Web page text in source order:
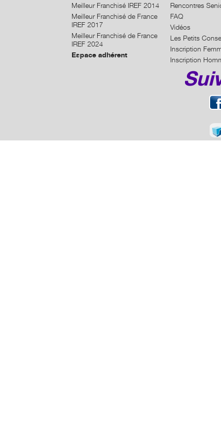
Meilleur Franchisé IREF 2014
Meilleur Franchisé de France
IREF 2017
Meilleur Franchisé de France
IREF 2024
Espace adhérent
Rencontres
FAQ
Vidéos
Les Petits
Inscription
Inscription